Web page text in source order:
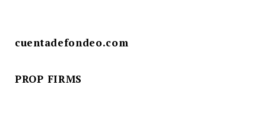
cuentadefondeo.com
PROP FIRMS